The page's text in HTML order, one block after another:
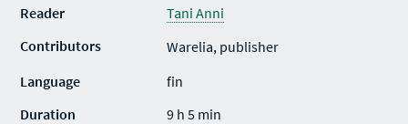
Reader
Tani Anni
Contributors
Warelia, publisher
Language
fin
Duration
9 h 5 min